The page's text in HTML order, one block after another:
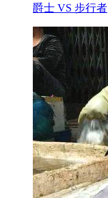
爵士 VS 步行者